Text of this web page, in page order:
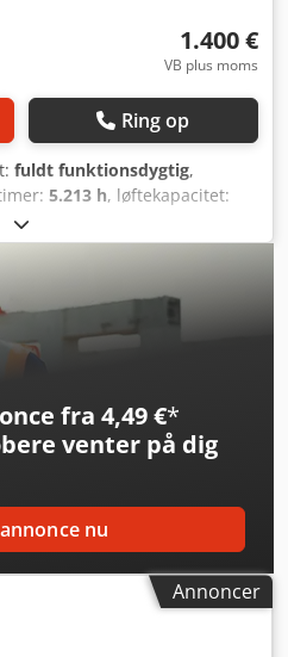
1.400 €
VB plus moms
Ring op
fuldt funktionsdygtig,
5.213 h, løftekapacitet:
elektrisk
Klar til brug og fuldt
Ag Esf Teknisk stand: God
fra 4,49 €*
venter på dig
nu
Annoncer